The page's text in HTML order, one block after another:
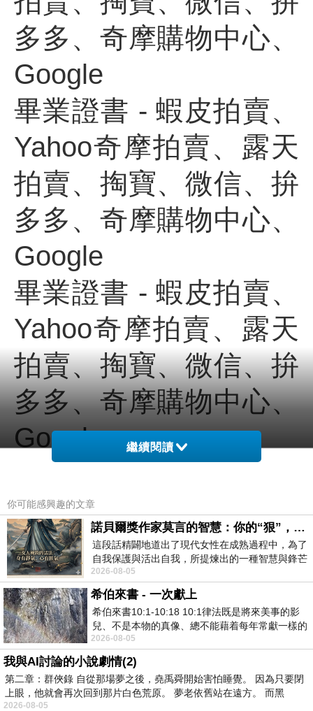
多多、奇摩購物中心、
Google
畢業證書 - 蝦皮拍賣、
Yahoo奇摩拍賣、露天
拍賣、掏寶、微信、拚
多多、奇摩購物中心、
Google
畢業證書 - 蝦皮拍賣、
Yahoo奇摩拍賣、露天
拍賣、掏寶、微信、拚
多多、奇摩購物中心、
Google
Yahoo奇摩拍賣、露天
拍賣、掏寶、微信、拚
多多、奇摩購物中心、
Google
畢業證書 - 蝦皮拍賣、
Yahoo奇摩拍賣、露天
繼續閱讀
你可能感興趣的文章
諾貝爾獎作家莫言的智慧：你的“狠”，才是最好的自我保護
這段話精闢地道出了現代女性在成熟過程中，為了
自我保護與活出自我，所提煉出的一種智慧與鋒芒
的平衡。 核心解讀與看法
2026-08-05
希伯來書 - 一次獻上
希伯來書10:1-10:18 10:1律法既是將來美事的影
兒、不是本物的真像、總不能藉着每年常獻一樣的
祭物、叫那近前來的人得以完全。 10
2026-08-05
我與AI討論的小說劇情(2)
第二章：群俠錄 自從那場夢之後，堯禹舜開始害怕睡覺。 因為只要閉
上眼，他就會再次回到那片白色荒原。 夢老依舊站在遠方。 而黑
2026-08-05